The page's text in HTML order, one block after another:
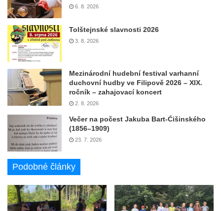
6. 8. 2026
Tolštejnské slavnosti 2026
3. 8. 2026
Mezinárodní hudební festival varhanní
duchovní hudby ve Filipově 2026 – XIX.
ročník – zahajovací koncert
2. 8. 2026
Večer na počest Jakuba Bart-Ćišinského
(1856–1909)
23. 7. 2026
Podobné články